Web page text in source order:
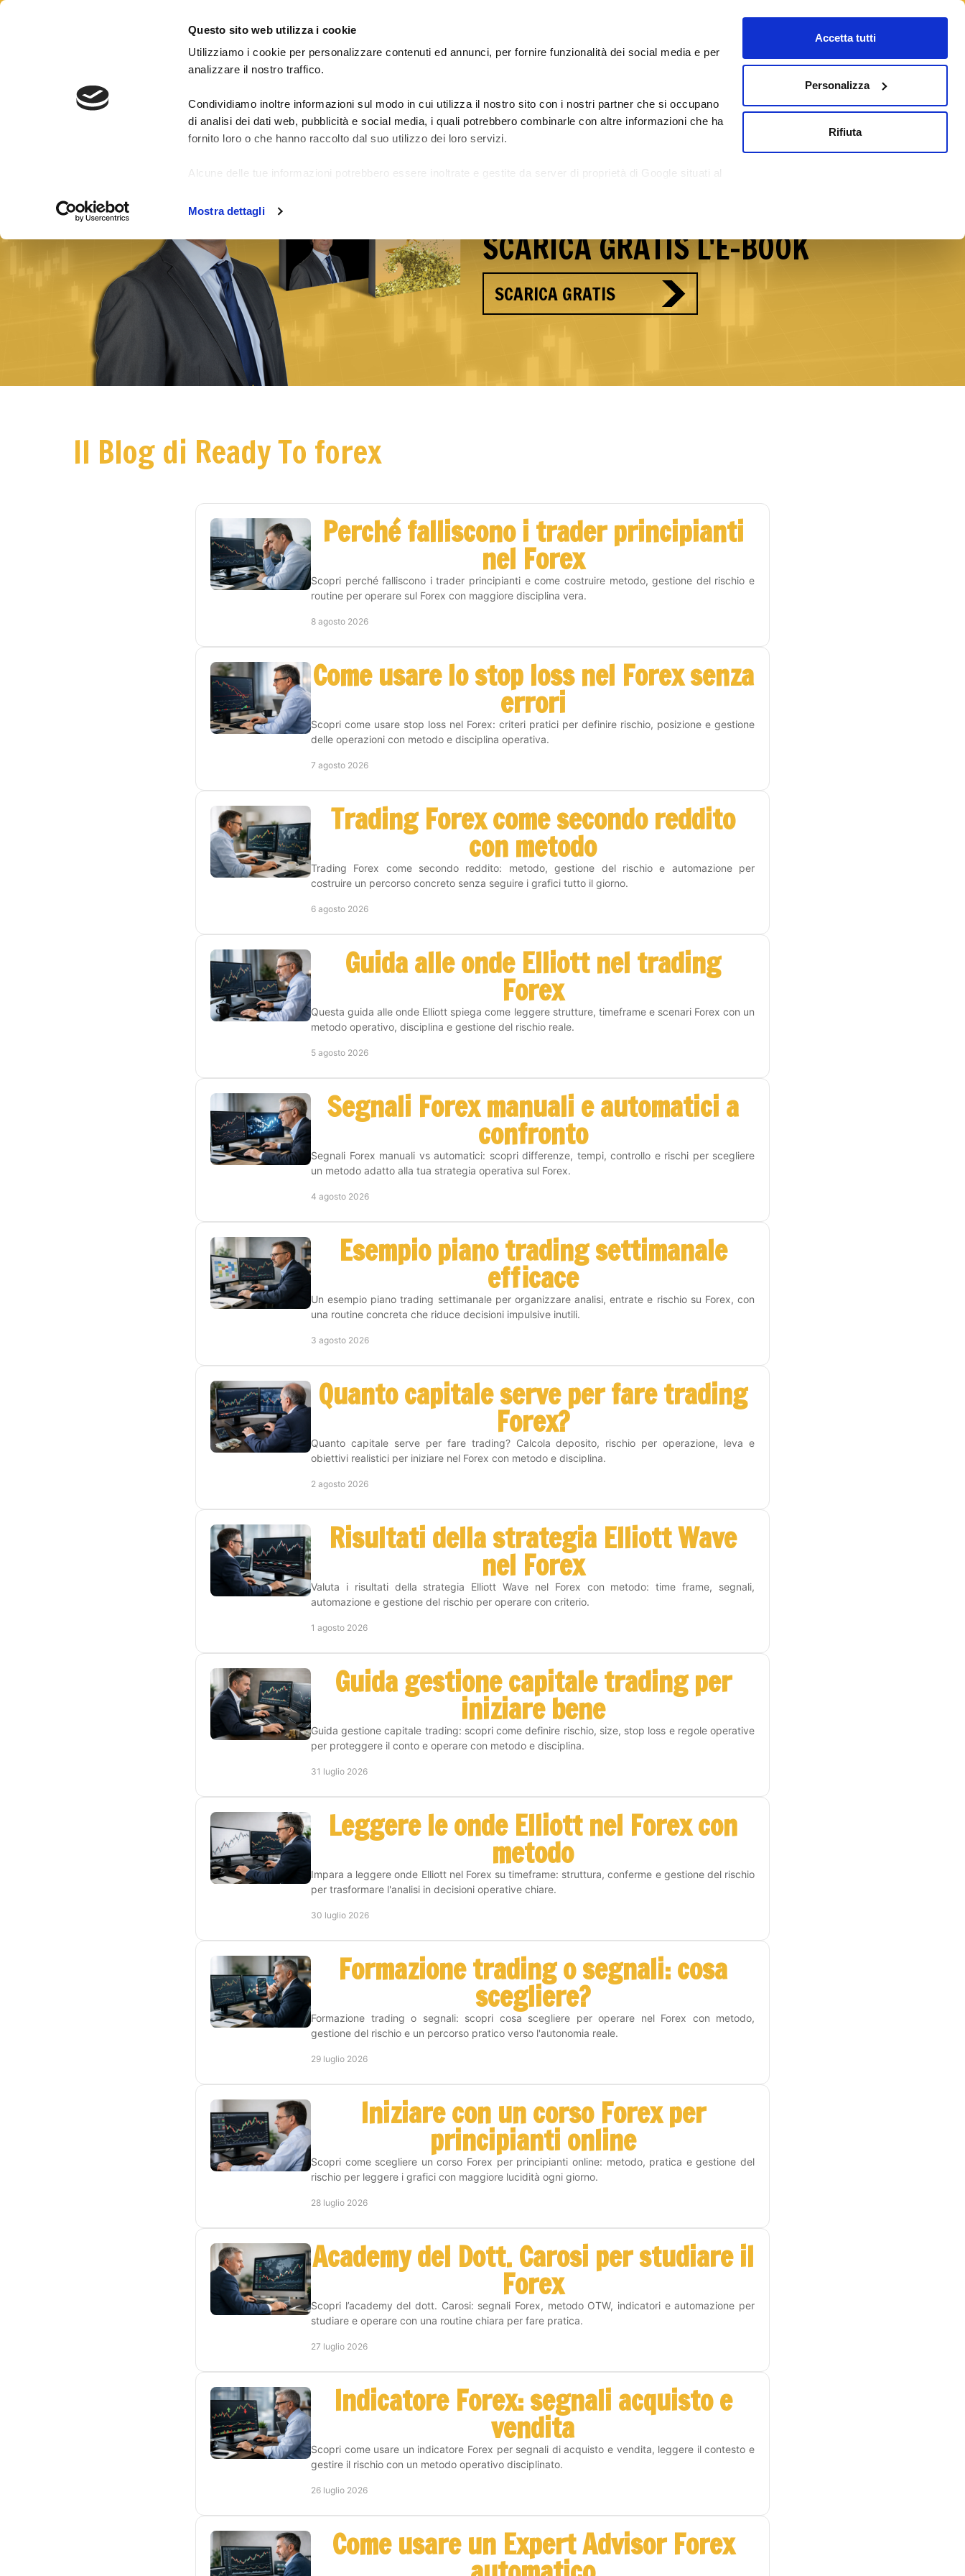
Questo sito web utilizza i cookie
Utilizziamo i cookie per personalizzare contenuti ed annunci, per fornire funzionalità dei social media e per
analizzare il nostro traffico.
Condividiamo inoltre informazioni sul modo in cui utilizza il nostro sito con i nostri partner che si occupano
di analisi dei dati web, pubblicità e social media, i quali potrebbero combinarle con altre informazioni che ha
fornito loro o che hanno raccolto dal suo utilizzo dei loro servizi.
Alcune delle tue informazioni potrebbero essere inoltrate e gestite da server di proprietà di Google situati al
Mostra dettagli
Accetta tutti
Personalizza
Rifiuta
Risultati segnali Pacchetti Segnali Forex Le Academy: guadagna e impara Preiscrizione Academy 29/09/2026 Corsi Forex Online Blog
Scopri i segreti del Forex con
SCARICA GRATIS L'E-BOOK
SCARICA GRATIS
Il Blog di Ready To forex
Perché falliscono i trader principianti
nel Forex
Scopri perché falliscono i trader principianti e come costruire metodo, gestione del rischio e
routine per operare sul Forex con maggiore disciplina vera.
8 agosto 2026
Come usare lo stop loss nel Forex senza
errori
Scopri come usare stop loss nel Forex: criteri pratici per definire rischio, posizione e gestione
delle operazioni con metodo e disciplina operativa.
7 agosto 2026
Trading Forex come secondo reddito
con metodo
Trading Forex come secondo reddito: metodo, gestione del rischio e automazione per
costruire un percorso concreto senza seguire i grafici tutto il giorno.
6 agosto 2026
Guida alle onde Elliott nel trading
Forex
Questa guida alle onde Elliott spiega come leggere strutture, timeframe e scenari Forex con un
metodo operativo, disciplina e gestione del rischio reale.
5 agosto 2026
Segnali Forex manuali e automatici a
confronto
Segnali Forex manuali vs automatici: scopri differenze, tempi, controllo e rischi per scegliere
un metodo adatto alla tua strategia operativa sul Forex.
4 agosto 2026
Esempio piano trading settimanale
efficace
Un esempio piano trading settimanale per organizzare analisi, entrate e rischio su Forex, con
una routine concreta che riduce decisioni impulsive inutili.
3 agosto 2026
Quanto capitale serve per fare trading
Forex?
Quanto capitale serve per fare trading? Calcola deposito, rischio per operazione, leva e
obiettivi realistici per iniziare nel Forex con metodo e disciplina.
2 agosto 2026
Risultati della strategia Elliott Wave
nel Forex
Valuta i risultati della strategia Elliott Wave nel Forex con metodo: time frame, segnali,
automazione e gestione del rischio per operare con criterio.
1 agosto 2026
Guida gestione capitale trading per
iniziare bene
Guida gestione capitale trading: scopri come definire rischio, size, stop loss e regole operative
per proteggere il conto e operare con metodo e disciplina.
31 luglio 2026
Leggere le onde Elliott nel Forex con
metodo
Impara a leggere onde Elliott nel Forex su timeframe: struttura, conferme e gestione del rischio
per trasformare l'analisi in decisioni operative chiare.
30 luglio 2026
Formazione trading o segnali: cosa
scegliere?
Formazione trading o segnali: scopri cosa scegliere per operare nel Forex con metodo,
gestione del rischio e un percorso pratico verso l'autonomia reale.
29 luglio 2026
Iniziare con un corso Forex per
principianti online
Scopri come scegliere un corso Forex per principianti online: metodo, pratica e gestione del
rischio per leggere i grafici con maggiore lucidità ogni giorno.
28 luglio 2026
Academy del Dott. Carosi per studiare il
Forex
Scopri l’academy del dott. Carosi: segnali Forex, metodo OTW, indicatori e automazione per
studiare e operare con una routine chiara per fare pratica.
27 luglio 2026
Indicatore Forex: segnali acquisto e
vendita
Scopri come usare un indicatore Forex per segnali di acquisto e vendita, leggere il contesto e
gestire il rischio con un metodo operativo disciplinato.
26 luglio 2026
Come usare un Expert Advisor Forex